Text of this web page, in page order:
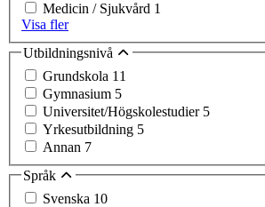
Medicin / Sjukvård 1
Visa fler
Utbildningsnivå
Grundskola 11
Gymnasium 5
Universitet/Högskolestudier 5
Yrkesutbildning 5
Annan 7
Språk
Svenska 10